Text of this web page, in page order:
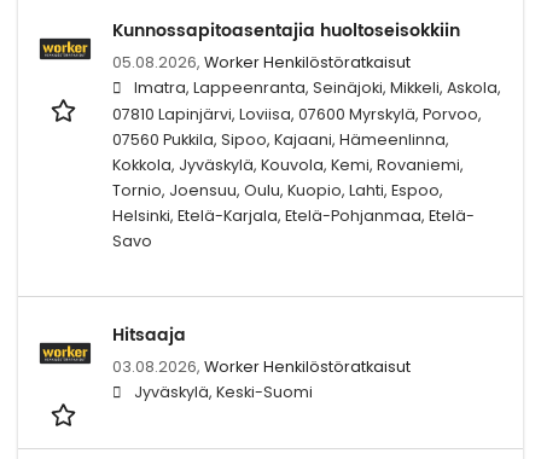
Kunnossapitoasentajia huoltoseisokkiin
05.08.2026, Worker Henkilöstöratkaisut
Imatra, Lappeenranta, Seinäjoki, Mikkeli, Askola,
07810 Lapinjärvi, Loviisa, 07600 Myrskylä, Porvoo,
07560 Pukkila, Sipoo, Kajaani, Hämeenlinna,
Kokkola, Jyväskylä, Kouvola, Kemi, Rovaniemi,
Tornio, Joensuu, Oulu, Kuopio, Lahti, Espoo,
Helsinki, Etelä-Karjala, Etelä-Pohjanmaa, Etelä-
Savo
Hitsaaja
03.08.2026, Worker Henkilöstöratkaisut
Jyväskylä, Keski-Suomi